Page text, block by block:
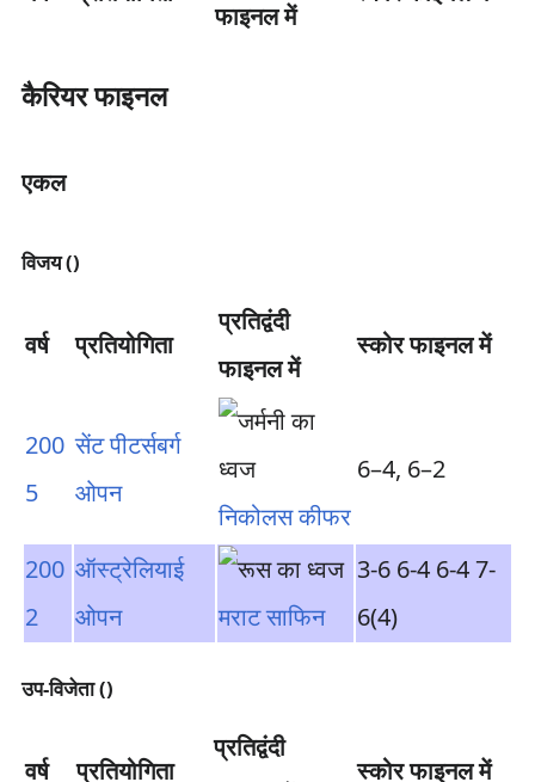
फाइनल में
कैरियर फाइनल
एकल
विजय ()
वर्ष प्रतियोगिता
प्रतिद्वंदी
फाइनल में
स्कोर फाइनल में
200
5
सेंट पीटर्सबर्ग
ओपन
निकोलस कीफर
6–4, 6–2
200
2
ऑस्ट्रेलियाई
ओपन
मराट साफिन
3-6 6-4 6-4 7-
6(4)
उप-विजेता ()
वर्ष प्रतियोगिता
प्रतिद्वंदी
स्कोर फाइनल में